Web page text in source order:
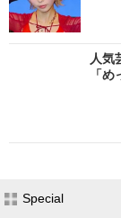
人気
「
Special